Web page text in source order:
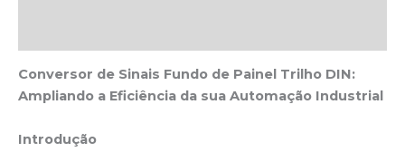
Conversor de Sinais Fundo de Painel Trilho DIN:
Ampliando a Eficiência da sua Automação Industrial
Introdução